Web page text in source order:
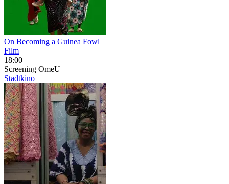
On Becoming a Guinea Fowl
Film
18:00
Screening OmeU
Stadtkino